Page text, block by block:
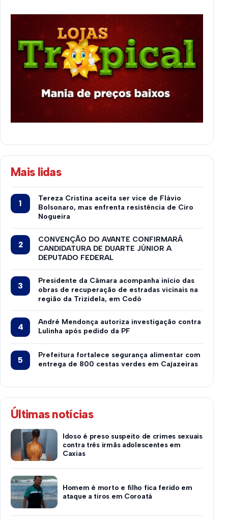
Mais lidas
Tereza Cristina aceita ser vice de Flávio
Bolsonaro, mas enfrenta resistência de Ciro
Nogueira
CONVENÇÃO DO AVANTE CONFIRMARÁ
CANDIDATURA DE DUARTE JÚNIOR A
DEPUTADO FEDERAL
Presidente da Câmara acompanha início das
obras de recuperação de estradas vicinais na
região da Trizidela, em Codó
André Mendonça autoriza investigação contra
Lulinha após pedido da PF
Prefeitura fortalece segurança alimentar com
entrega de 800 cestas verdes em Cajazeiras
Últimas notícias
Idoso é preso suspeito de crimes sexuais
contra três irmãs adolescentes em
Caxias
Homem é morto e filho fica ferido em
ataque a tiros em Coroatá